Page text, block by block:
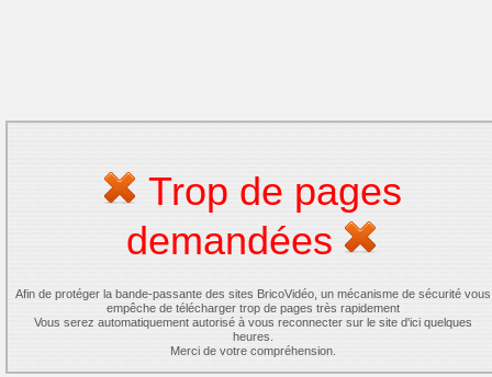
Trop de pages
demandées
Afin de protéger la bande-passante des sites BricoVidéo, un mécanisme de sécurité vous
empêche de télécharger trop de pages très rapidement
Vous serez automatiquement autorisé à vous reconnecter sur le site d'ici quelques
heures.
Merci de votre compréhension.